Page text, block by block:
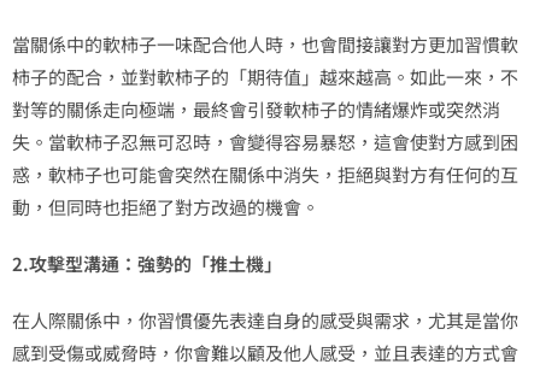
當關係中的軟柿子一味配合他人時，也會間接讓對方更加習慣軟
柿子的配合，並對軟柿子的「期待值」越來越高。如此一來，不
對等的關係走向極端，最終會引發軟柿子的情緒爆炸或突然消
失。當軟柿子忍無可忍時，會變得容易暴怒，這會使對方感到困
惑，軟柿子也可能會突然在關係中消失，拒絕與對方有任何的互
動，但同時也拒絕了對方改過的機會。
2.攻擊型溝通：強勢的「推土機」
在人際關係中，你習慣優先表達自身的感受與需求，尤其是當你
感到受傷或威脅時，你會難以顧及他人感受，並且表達的方式會